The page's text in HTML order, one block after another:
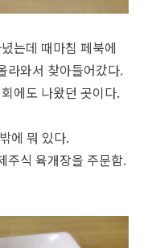
는데 때마침 페북에
라와서 찾아들어갔다.
에도 나왔던 곳이다.
에 뭐 있다.
주식 육개장을 주문함.